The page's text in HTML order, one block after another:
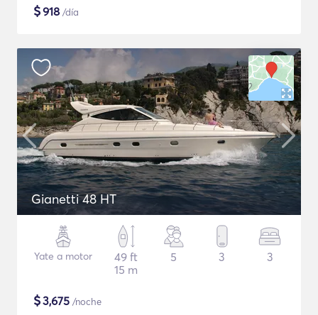
$918 /día
Gianetti 48 HT
Yate a motor
49 ft
15 m
5 3 3
$3,675 /noche